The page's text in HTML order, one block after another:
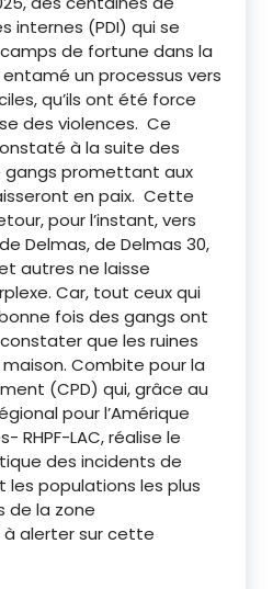
internes (PDI) qui se
de fortune dans la
un processus vers
qu’ils ont été force
des violences. Ce
à la suite des
gangs promettant aux
en paix. Cette
pour l’instant, vers
Delmas, de Delmas 30,
autres ne laisse
Car, tout ceux qui
fois des gangs ont
que les ruines
Combite pour la
(CPD) qui, grâce au
pour l’Amérique
RHPF-LAC, réalise le
des incidents de
populations les plus
de la zone
alerter sur cette